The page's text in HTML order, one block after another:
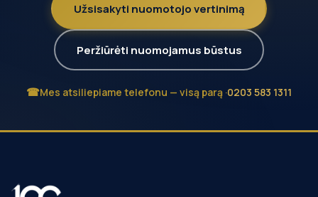
Užsisakyti nuomotojo vertinimą
Peržiūrėti nuomojamus būstus
Mes atsiliepiame telefonu — visą parą ·0203 583 1311